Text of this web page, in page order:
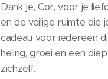
Dank je, Cor, voor je
en de veilige ruimte die
cadeau voor iedereen
heling, groei en een
zichzelf.